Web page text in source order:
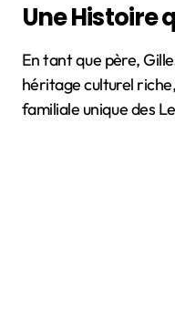
Une Histoire
En tant que père,
héritage culturel
familiale unique des